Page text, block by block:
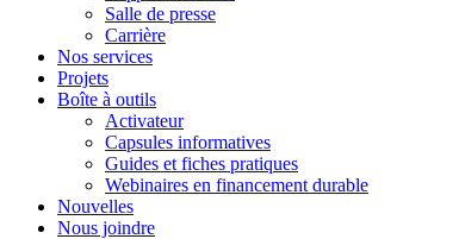
Salle de presse
Carrière
Nos services
Projets
Boîte à outils
Activateur
Capsules informatives
Guides et fiches pratiques
Webinaires en financement durable
Nouvelles
Nous joindre